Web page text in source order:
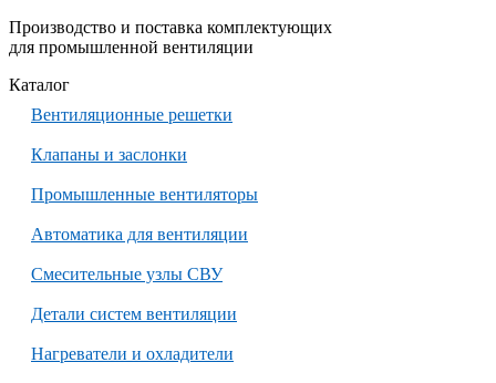
Производство и поставка комплектующих
для промышленной вентиляции
Каталог
Вентиляционные решетки
Клапаны и заслонки
Промышленные вентиляторы
Автоматика для вентиляции
Смесительные узлы СВУ
Детали систем вентиляции
Нагреватели и охладители